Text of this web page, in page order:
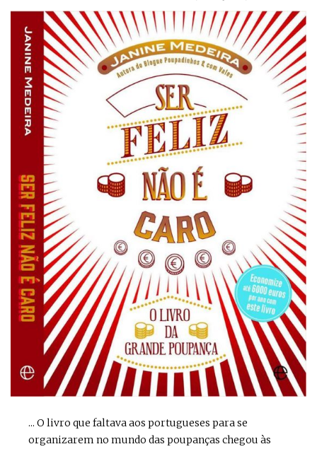
... O livro que faltava aos portugueses para se
organizarem no mundo das poupanças chegou às